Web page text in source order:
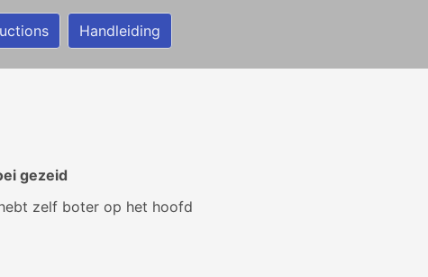
Handleiding
gezeid
zelf boter op het hoofd